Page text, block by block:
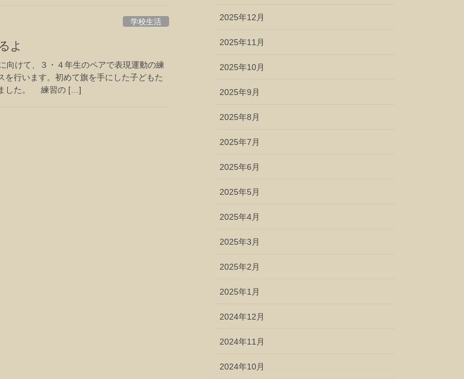
学校生活
よ
けて、３・４年生のペアで表現運動の練
行います。初めて旗を手にした子どもた
ました。 練習の […]
2025年12月
2025年11月
2025年10月
2025年9月
2025年8月
2025年7月
2025年6月
2025年5月
2025年4月
2025年3月
2025年2月
2025年1月
2024年12月
2024年11月
2024年10月